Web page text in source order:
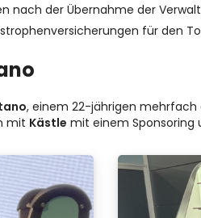
nach der Übernahme der
für den
, einem 22-jährigen mehrfach
mit Kästle mit einem Sponsoring